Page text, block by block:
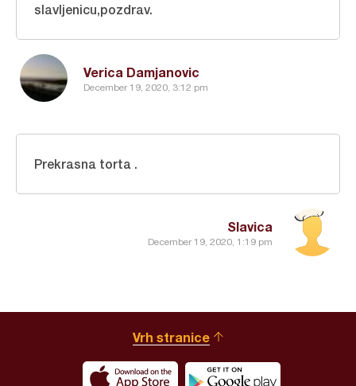
Verica Damjanovic
December 19, 2020, 3:12 pm
slavljenicu,pozdrav.
Slavica
December 19, 2020, 1:19 pm
Prekrasna torta .
Vrh stranice